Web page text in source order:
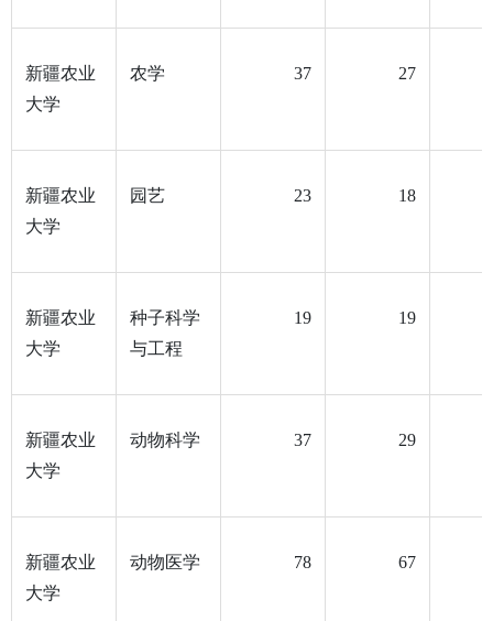
新疆农业
大学
农学 37 27
新疆农业
大学
园艺 23 18
新疆农业
大学
种子科学
与工程
19 19
新疆农业
大学
动物科学 37 29
新疆农业
大学
动物医学 78 67